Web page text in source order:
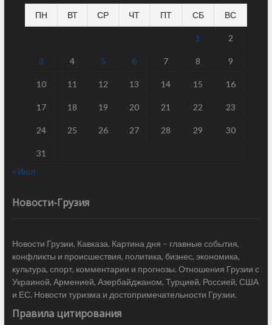
ПН ВТ СР ЧТ ПТ СБ ВС
1 2
3 4 5 6 7 8 9
10 11 12 13 14 15 16
17 18 19 20 21 22 23
24 25 26 27 28 29 30
31
« Июл
Новости-Грузия
Новости Грузии, Кавказа. Картина дня – главные события,
конфликты и происшествия, политика, бизнес, экономика,
культура, спорт, комментарии и прогнозы. Отношения Грузии с
Украиной, Арменией, Азербайджаном, Турцией, Россией, США
и ЕС. Новости туризма и достопримечательности Грузии.
Правила цитирования